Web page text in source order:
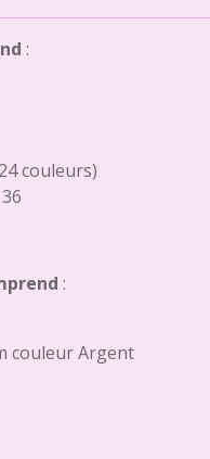
:
couleurs)
:
couleur Argent